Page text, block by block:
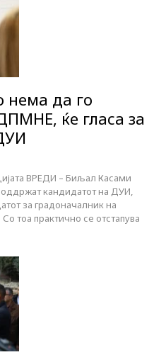
нема да го
ќе гласа за
ВРЕДИ – Биљал Касами
кандидатот на ДУИ,
за градоначалник на
тоа практично се отстапува